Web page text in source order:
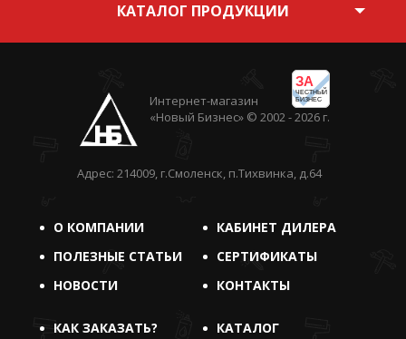
КАТАЛОГ ПРОДУКЦИИ
ЗА
ЧЕСТНЫЙ
БИЗНЕС
Интернет-магазин
«Новый Бизнес» © 2002 - 2026 г.
Адрес: 214009, г.Смоленск, п.Тихвинка, д.64
О КОМПАНИИ
КАБИНЕТ ДИЛЕРА
ПОЛЕЗНЫЕ СТАТЬИ
СЕРТИФИКАТЫ
НОВОСТИ
КОНТАКТЫ
КАК ЗАКАЗАТЬ? КАТАЛОГ